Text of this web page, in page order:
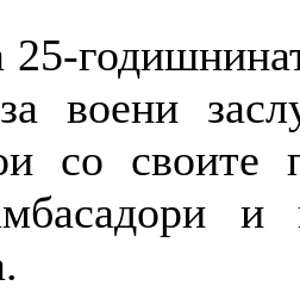
25-
воени
со своите